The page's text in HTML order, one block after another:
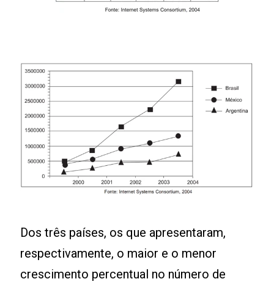
Dos três países, os que apresentaram,
respectivamente, o maior e o menor
crescimento percentual no número de